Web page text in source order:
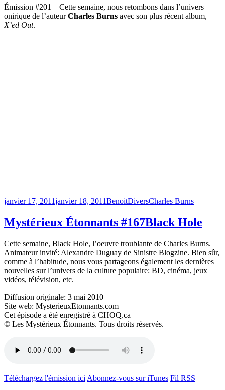
Émission #201 – Cette semaine, nous retombons dans l’univers
onirique de l’auteurCharles Burns avec son plus récent album,
X’ed Out.
Publié
janvier 17, 2011janvier 18, 2011BenoitCatégories
DiversÉtiquettes
Charles Burns
Mystérieux Étonnants #167Black Hole
Cette semaine, Black Hole, l’oeuvre troublante de Charles Burns.
Animateur invité: Alexandre Duguay de Sinistre Blogzine. Bien sûr,
comme à l’habitude, nous vous partageons également les dernières
nouvelles sur l’univers de la culture populaire: BD, cinéma, jeux
vidéos, télévision, etc.
Diffusion originale: 3 mai 2010
Site web: MysterieuxEtonnants.com
Cet épisode a été enregistré à CHOQ.ca
© Les Mystérieux Étonnants. Tous droits réservés.
Téléchargez l'émission ici Abonnez-vous sur iTunes Fil RSS